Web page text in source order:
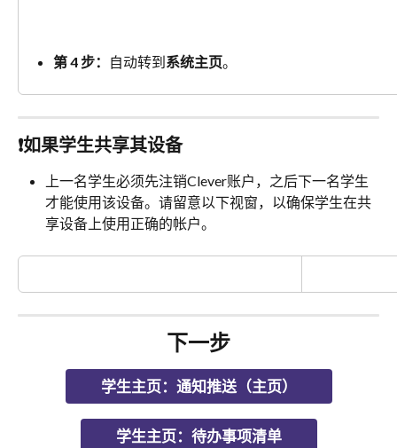
第 4 步： 自动转到系统主页。
❗如果学生共享其设备
上一名学生必须先注销Clever账户，之后下一名学生
才能使用该设备。请留意以下视窗，以确保学生在共
享设备上使用正确的帐户。
下一步
学生主页：通知推送（主页）
学生主页：待办事项清单